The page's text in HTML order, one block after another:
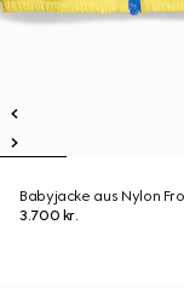
Babyjacke aus Nylon
3.700 kr.